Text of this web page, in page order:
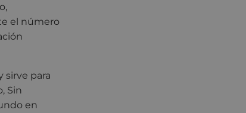
el número
sirve para
Sin
en